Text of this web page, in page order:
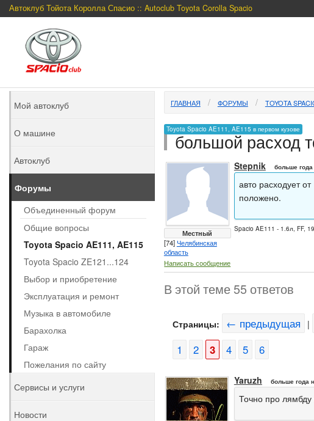
Автоклуб Тойота Королла Спасио :: Autoclub Toyota Corolla Spacio
ГЛАВНАЯ ФОРУМЫ TOYOTA
Toyota Spacio AE111, AE115 в первом кузове
большой расход
Местный
[74]Челябинская
область
Написать сообщение
Stepnik больше года
авто расходует
положено.
Spacio AE111 - 1.6л, FF,
В этой теме 55 ответов
Страницы: ← предыдущая |
1
2 3 4 5 6
Yaruzh больше года
Точно про
Мой автоклуб
О машине
Автоклуб
Форумы
Объединенный форум
Общие вопросы
Toyota Spacio AE111, AE115
Toyota Spacio ZE121...124
Выбор и приобретение
Эксплуатация и ремонт
Музыка в автомобиле
Барахолка
Гараж
Пожелания по сайту
Сервисы и услуги
Новости